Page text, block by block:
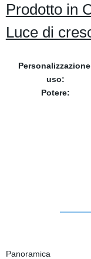
Prodotto in
Luce di
uso:
Potere:
Panoramica